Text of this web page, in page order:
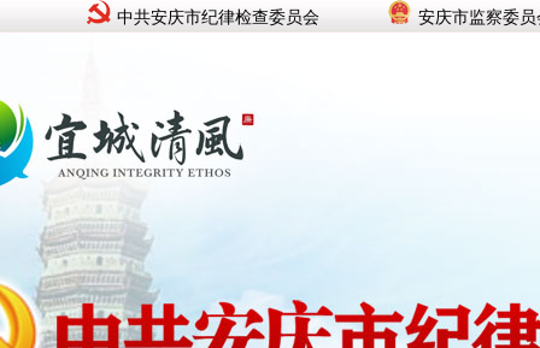
中共安庆市纪律检查委员会 安庆市监察委